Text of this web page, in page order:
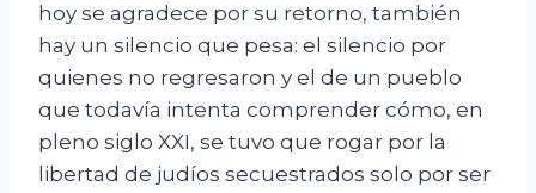
hoy se agradece por su retorno, también
hay un silencio que pesa: el silencio por
quienes no regresaron y el de un pueblo
que todavía intenta comprender cómo, en
pleno siglo XXI, se tuvo que rogar por la
libertad de judíos secuestrados solo por ser